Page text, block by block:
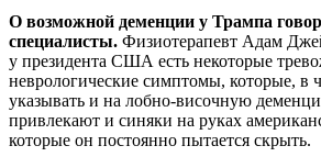
О возможной деменции у Трампа
специалисты. Физиотерапевт Адам
у президента США есть некоторые
неврологические симптомы, которые, в
указывать и на лобно-височную
привлекают и синяки на руках
которые он постоянно пытается скрыть.